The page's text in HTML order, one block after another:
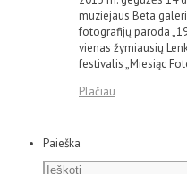
muziejaus Beta
fotografijų paroda
vienas žymiausių
festivalis „Miesiąc
Plačiau
Paieška